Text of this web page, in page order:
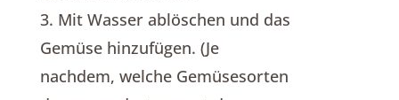
3. Mit Wasser ablöschen und das
Gemüse hinzufügen. (Je
nachdem, welche Gemüsesorten